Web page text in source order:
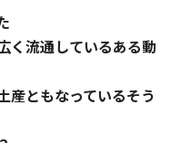
く流通しているある動
産ともなっているそう